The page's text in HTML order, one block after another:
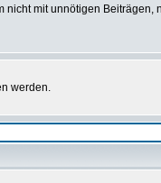
mit unnötigen Beiträgen,
werden.